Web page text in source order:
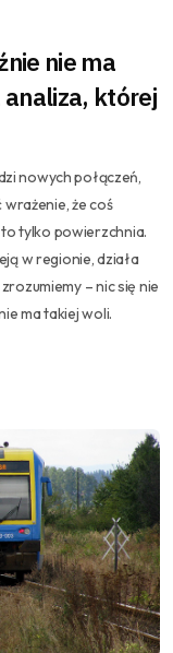
nie ma
analiza, której
nowych połączeń,
że coś
tylko powierzchnia.
w regionie, działa
– nic się nie
ma takiej woli.